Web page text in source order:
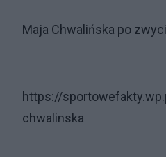
Maja Chwalińska po
https://
chwalinska